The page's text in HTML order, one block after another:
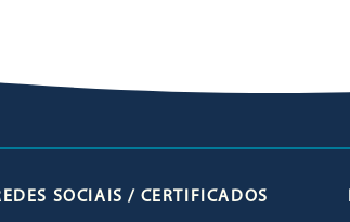
SOCIAIS / CERTIFICADOS